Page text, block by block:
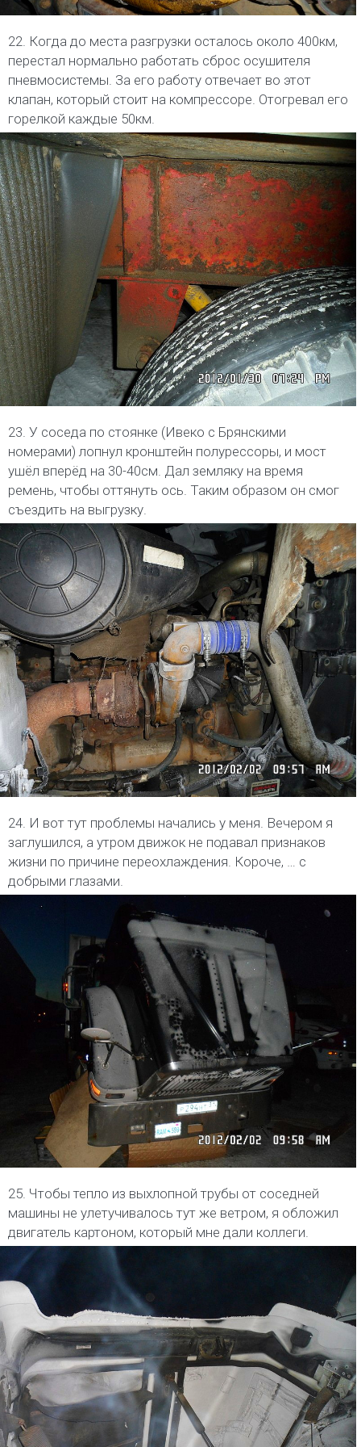
22. Когда до места разгрузки осталось около 400км,
перестал нормально работать сброс осушителя
пневмосистемы. За его работу отвечает во этот
клапан, который стоит на компрессоре. Отогревал его
горелкой каждые 50км.
23. У соседа по стоянке (Ивеко с Брянскими
номерами) лопнул кронштейн полурессоры, и мост
ушёл вперёд на 30-40см. Дал земляку на время
ремень, чтобы оттянуть ось. Таким образом он смог
съездить на выгрузку.
24. И вот тут проблемы начались у меня. Вечером я
заглушился, а утром движок не подавал признаков
жизни по причине переохлаждения. Короче, … с
добрыми глазами.
25. Чтобы тепло из выхлопной трубы от соседней
машины не улетучивалось тут же ветром, я обложил
двигатель картоном, который мне дали коллеги.